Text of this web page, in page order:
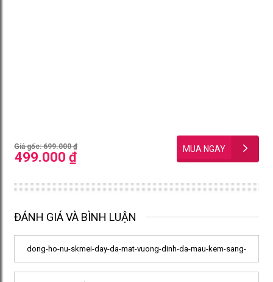
Giá gốc: 699.000 ₫
499.000 ₫
ĐÁNH GIÁ VÀ BÌNH LUẬN